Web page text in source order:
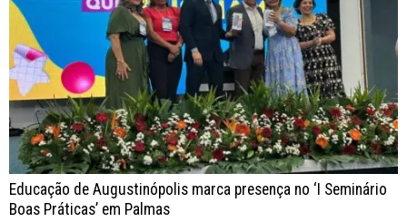
Educação de Augustinópolis marca presença no ‘I Seminário
Boas Práticas’ em Palmas